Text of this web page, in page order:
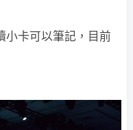
小卡可以筆記，目前